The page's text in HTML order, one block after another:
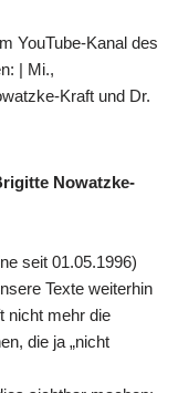
YouTube-Kanal des
| Mi.,
Kraft und Dr.
Nowatzke-
seit 01.05.1996)
Texte weiterhin
nicht mehr die
die ja „nicht